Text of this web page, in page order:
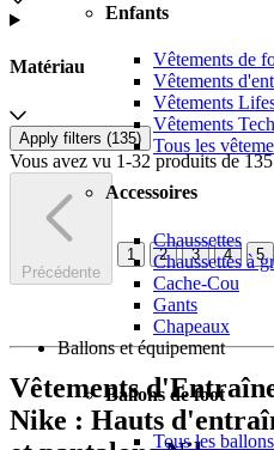
Enfants
Vêtements de
Vêtements
Vêtements
Vêtements
Tous les
Accessoires
Chaussettes
Chaussettes à
Cache-Cou
Gants
Chapeaux
Ballons et équipement
Ballons de foot
Tous les ballons
Matériau
Apply filters (135)
Vous avez vu 1-32 produits de 135
Précédente
1 2 3 4 5
Vêtements
Nike : Hauts